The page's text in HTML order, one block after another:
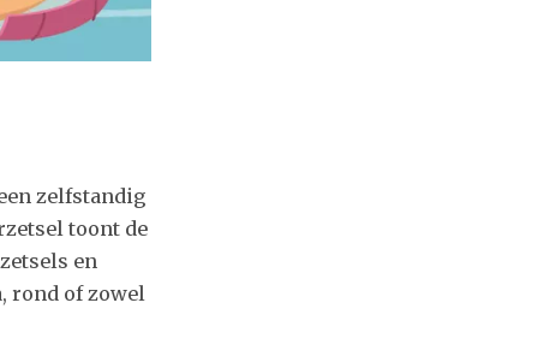
zelfstandig
toont de
zetsels en
rond of zowel